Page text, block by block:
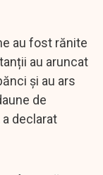
au fost rănite
au aruncat
și au ars
de
declarat